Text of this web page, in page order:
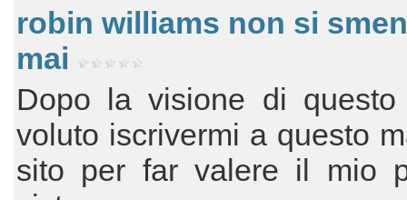
robin williams non si
mai
Dopo la visione di
voluto iscrivermi a questo
sito per far valere il mio